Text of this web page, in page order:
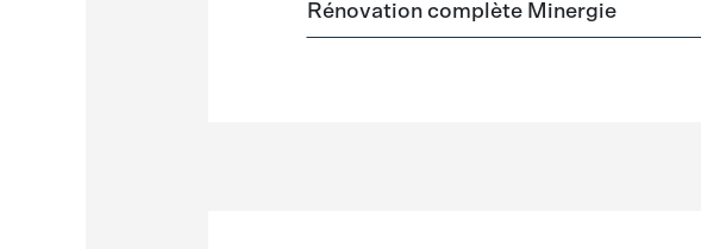
Rénovation complète Minergie